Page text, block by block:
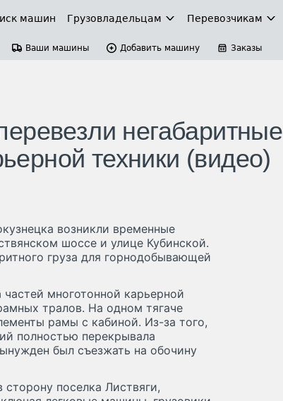
машин Грузовладельцам Перевозчикам
Ваши машины Добавить машину Заказы
негабаритные
техники (видео)
возникли временные
шоссе и улице Кубинской.
груза для горнодобывающей
многотонной карьерной
тралов. На одном тягаче
рамы с кабиной. Из-за того,
полностью перекрывала
был съезжать на обочину
сторону поселка Листвяги,